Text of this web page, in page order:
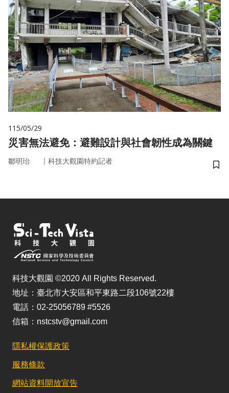
115/05/29
災害無法避免：避難設計與社會韌性成為關鍵
鄒明珆 ｜ 科技大觀園特約記者
儲
科技大觀園 ©2020 All Rights Reserved.
地址：臺北市大安區和平東路二段106號22樓
電話：02-25056789 #5526
信箱：nstcstv@gmail.com
隱私權保護政策
服務條款
網站資料開放宣告